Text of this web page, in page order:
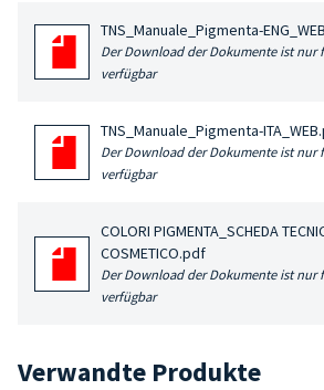
TNS_Manuale_Pigmenta-
Der Download der Dokumente ist nur
verfügbar
TNS_Manuale_Pigmenta-
Der Download der Dokumente ist nur
verfügbar
COLORI PIGMENTA_SCHEDA
COSMETICO.pdf
Der Download der Dokumente ist nur
verfügbar
Verwandte Produkte